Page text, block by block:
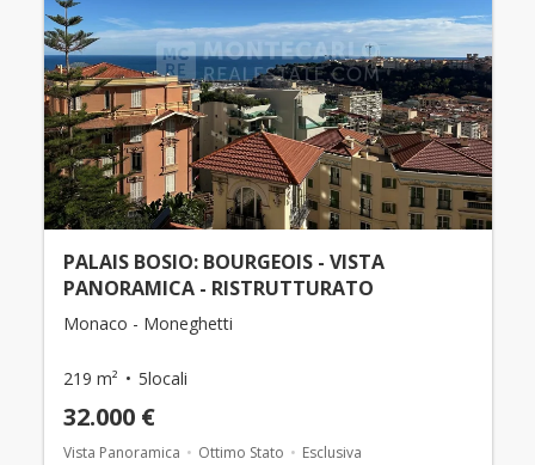
PALAIS BOSIO: BOURGEOIS - VISTA
PANORAMICA - RISTRUTTURATO
Monaco - Moneghetti
219 m² 5locali
32.000 €
Vista Panoramica Ottimo Stato Esclusiva